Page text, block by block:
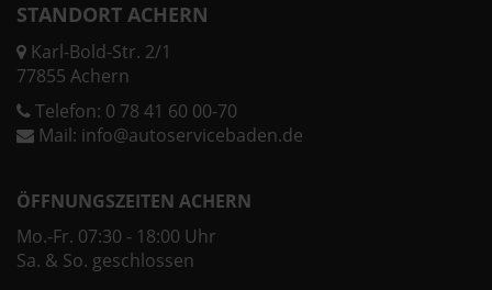
STANDORT ACHERN
Karl-Bold-Str. 2/1
77855 Achern
Telefon: 0 78 41 60 00-70
Mail: info@autoservicebaden.de
ÖFFNUNGSZEITEN ACHERN
Mo.-Fr. 07:30 - 18:00 Uhr
Sa. & So. geschlossen